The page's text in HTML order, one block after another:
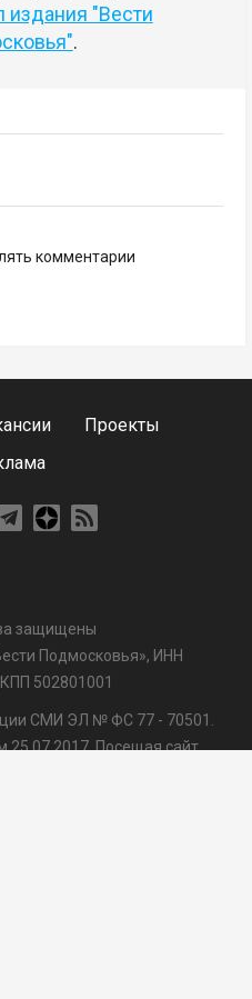
издания "Вести
.
комментарии
Проекты
защищены
Подмосковья», ИНН
502801001
СМИ ЭЛ № ФС 77 - 70501.
Посещая сайт